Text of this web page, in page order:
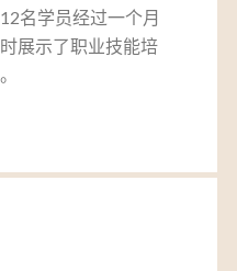
名学员经过一个月
展示了职业技能培